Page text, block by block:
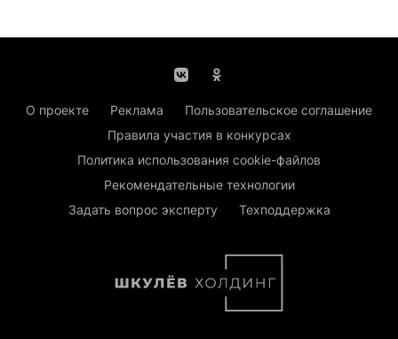
О проекте Реклама
Пользовательское соглашение
Правила участия в конкурсах
Политика использования cookie-файлов
Рекомендательные технологии
Задать вопрос эксперту
Техподдержка